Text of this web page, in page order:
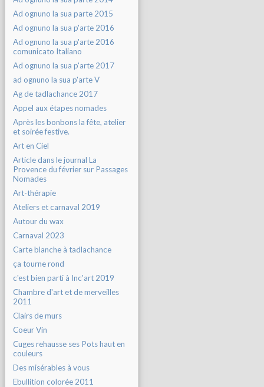
Ad ognuno la sua parte 2015
Ad ognuno la sua p'arte 2016
Ad ognuno la sua p'arte 2016
comunicato Italiano
Ad ognuno la sua p'arte 2017
ad ognuno la sua p'arte V
Ag de tadlachance 2017
Appel aux étapes nomades
Après les bonbons la fête, atelier
et soirée festive.
Art en Ciel
Article dans le journal La
Provence du février sur Passages
Nomades
Art-thérapie
Ateliers et carnaval 2019
Autour du wax
Carnaval 2023
Carte blanche à tadlachance
ça tourne rond
c'est bien parti à Inc'art 2019
Chambre d'art et de merveilles
2011
Clairs de murs
Coeur Vin
Cuges rehausse ses Pots haut en
couleurs
Des misérables à vous
Ebullition colorée 2011